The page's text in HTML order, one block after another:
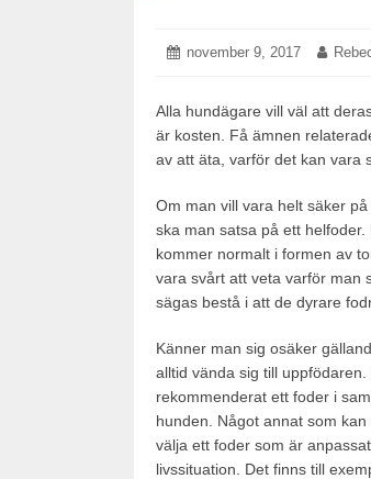
Posted
november 9, 2017 november
Alla hundägare vill väl att
är kosten. Få ämnen
av att äta, varför det kan vara
Om man vill vara helt säker
ska man satsa på ett
kommer normalt i formen av
vara svårt att veta varför man
sägas bestå i att de dyrare
Känner man sig osäker
alltid vända sig till
rekommenderat ett foder i
hunden. Något annat som
välja ett foder som är
livssituation. Det finns till